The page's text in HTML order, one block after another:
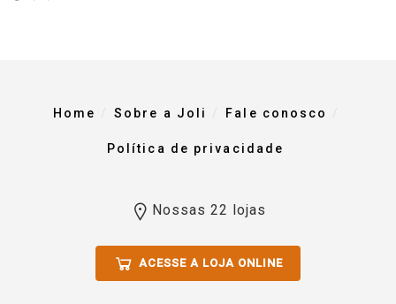
Home Sobre a Joli Fale conosco
Política de privacidade
Nossas 22 lojas
ACESSE A LOJA ONLINE